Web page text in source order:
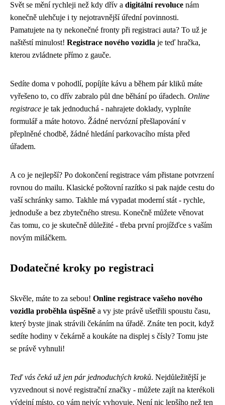
Svět se mění rychleji než kdy dřív a digitální revoluce nám
konečně ulehčuje i ty nejotravnější úřední povinnosti.
Pamatujete na ty nekonečné fronty při registraci auta? To už je
naštěstí minulost! Registrace nového vozidla je teď hračka,
kterou zvládnete přímo z gauče.
Sedíte doma v pohodlí, popíjíte kávu a během pár kliků máte
vyřešeno to, co dřív zabralo půl dne běhání po úřadech. Online
registrace je tak jednoduchá - nahrajete doklady, vyplníte
formulář a máte hotovo. Žádné nervózní přešlapování v
přeplněné chodbě, žádné hledání parkovacího místa před
úřadem.
A co je nejlepší? Po dokončení registrace vám přistane potvrzení
rovnou do mailu. Klasické poštovní razítko si pak najde cestu do
vaší schránky samo. Takhle má vypadat moderní stát - rychle,
jednoduše a bez zbytečného stresu. Konečně můžete věnovat
čas tomu, co je skutečně důležité - třeba první projížďce s vaším
novým miláčkem.
Dodatečné kroky po registraci
Skvěle, máte to za sebou! Online registrace vašeho nového
vozidla proběhla úspěšně a vy jste právě ušetřili spoustu času,
který byste jinak strávili čekáním na úřadě. Znáte ten pocit, když
sedíte hodiny v čekárně a koukáte na displej s čísly? Tomu jste
se právě vyhnuli!
Teď vás čeká už jen pár jednoduchých kroků. Nejdůležitější je
vyzvednout si nové registrační značky - můžete zajít na kterékoli
výdejní místo, co vám nejvíc vyhovuje. Není nic lepšího než ten